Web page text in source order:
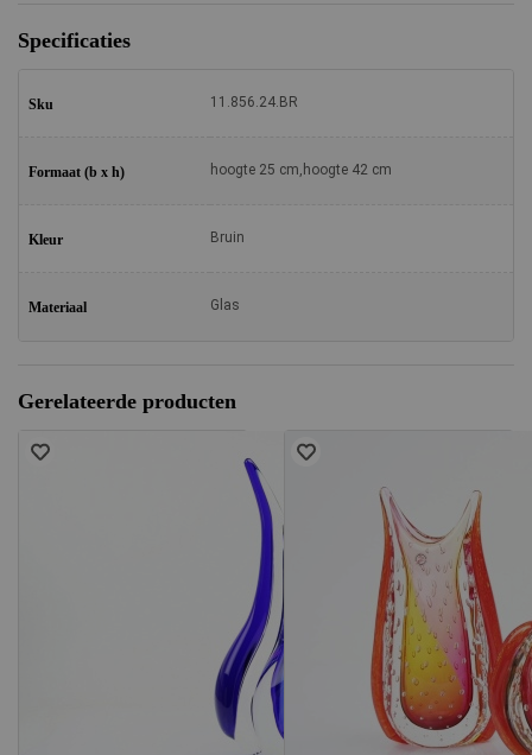
Specificaties
Sku 11.856.24.BR
Formaat (b x h) hoogte 25 cm,hoogte 42 cm
Kleur Bruin
Materiaal Glas
Gerelateerde producten